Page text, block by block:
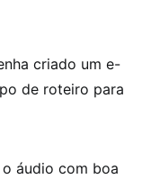
criado um e-
de roteiro para
áudio com boa